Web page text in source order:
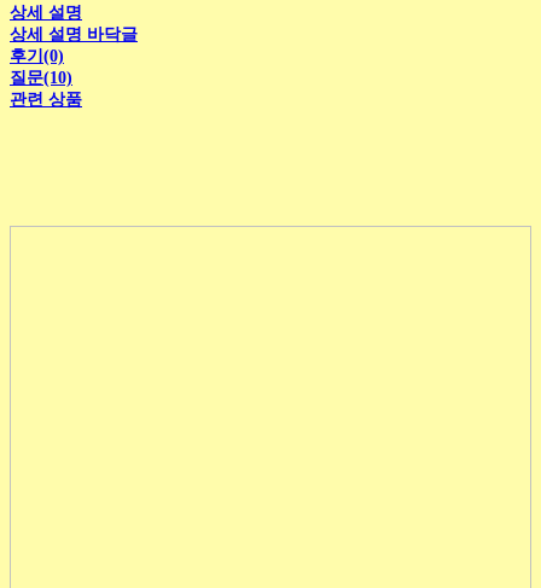
상세 설명
상세 설명 바닥글
후기(0)
질문(10)
관련 상품